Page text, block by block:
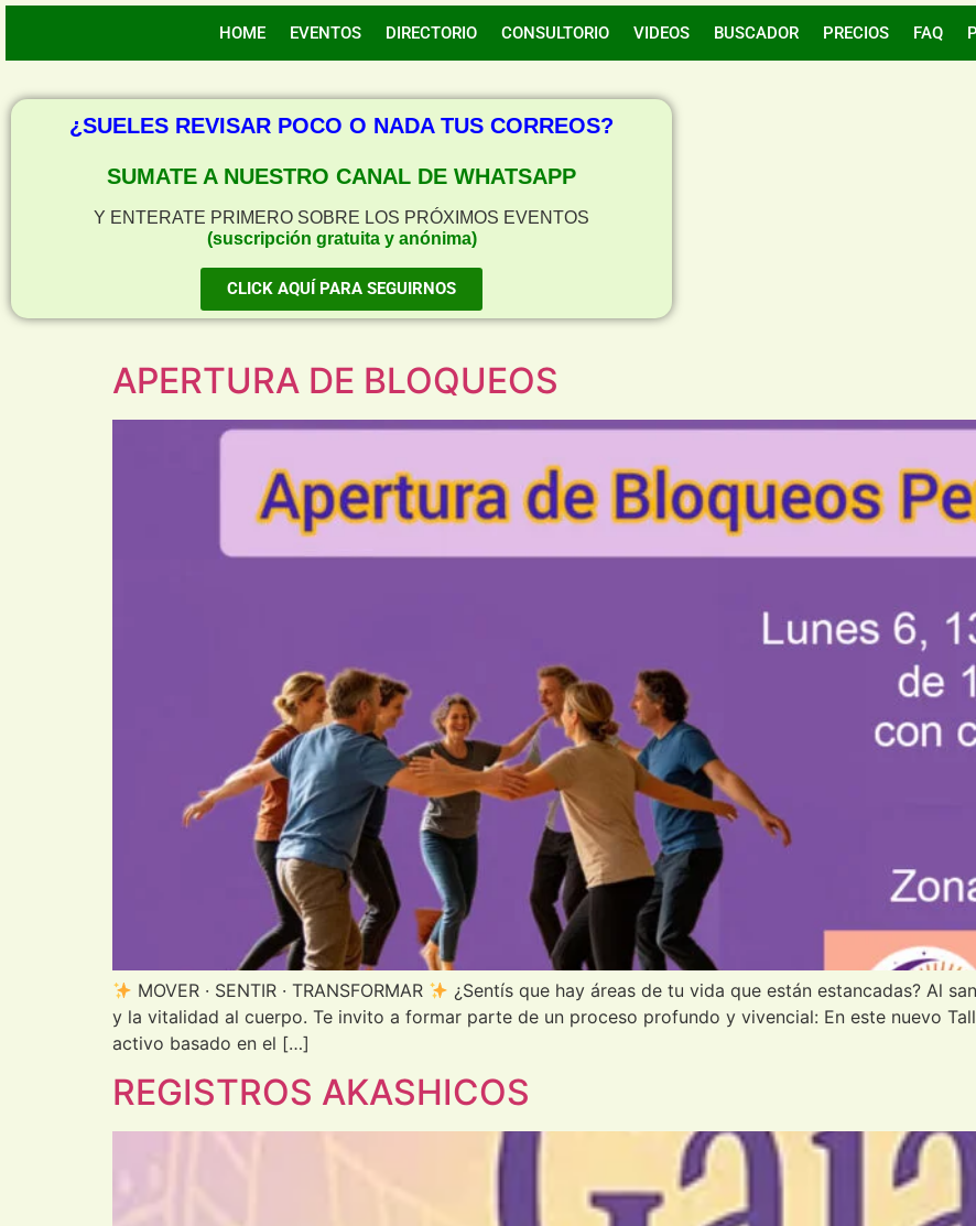
HOME EVENTOS DIRECTORIO CONSULTORIO VIDEOS BUSCADOR PRECIOS FAQ
¿SUELES REVISAR POCO O NADA TUS CORREOS?
SUMATE A NUESTRO CANAL DE WHATSAPP
Y ENTERATE PRIMERO SOBRE LOS PRÓXIMOS EVENTOS
(suscripción gratuita y anónima)
CLICK AQUÍ PARA SEGUIRNOS
APERTURA DE BLOQUEOS
MOVER · SENTIR · TRANSFORMAR
¿Sentís que hay áreas de tu vida que están estancadas? Al
y la vitalidad al cuerpo. Te invito a formar parte de un proceso profundo y vivencial: En este nuevo
activo basado en el […]
REGISTROS AKASHICOS